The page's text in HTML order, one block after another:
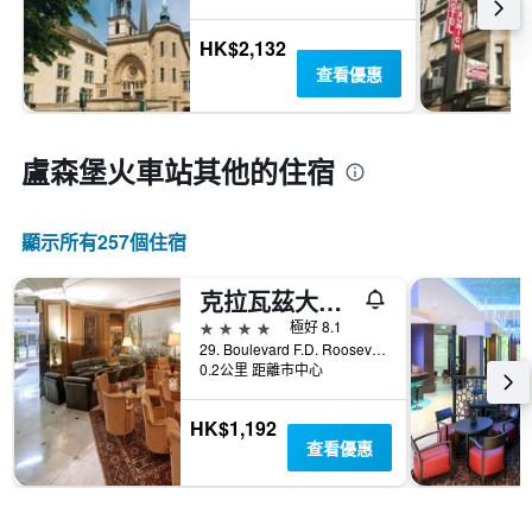
HK$2,132
查看優惠
盧森堡火車站​其他的住宿
顯示所有257​個住宿
克拉瓦茲大酒店
4星級
極好 8.1
29. Boulevard F.D. Roosevelt, 盧森堡, 盧森堡區, 盧森堡
0.2公里 距離市中心
HK$1,192
查看優惠